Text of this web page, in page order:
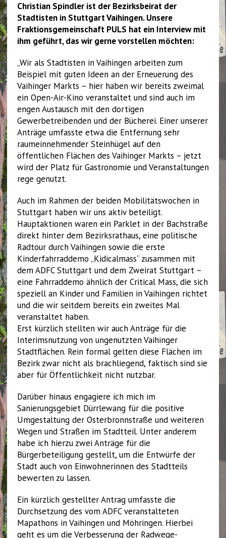
Christian Spindler ist der Bezirksbeirat der
Stadtisten in Stuttgart Vaihingen. Unsere
Fraktionsgemeinschaft PULS hat ein Interview mit
ihm geführt, das wir gerne vorstellen möchten:
„Wir als Stadtisten in Vaihingen arbeiten zum
Beispiel mit guten Ideen an der Erneuerung des
Vaihinger Markts – hier haben wir bereits zweimal
ein Open-Air-Kino veranstaltet und sind auch im
engen Austausch mit den dortigen
Gewerbetreibenden und der Bücherei. Einer unserer
Anträge umfasste etwa die Entfernung sehr
raumeinnehmender Steinhügel auf den
öffentlichen Flächen des Vaihinger Markts – jetzt
wird der Platz für Gastronomie und Veranstaltungen
rege genutzt.
Auch im Rahmen der beiden Mobilitätswochen in
Stuttgart haben wir uns aktiv beteiligt.
Hauptaktionen waren ein Parklet in der Bachstraße
direkt hinter dem Bezirksrathaus, eine politische
Radtour durch Vaihingen sowie die erste
Kinderfahrraddemo „Kidicalmass“ zusammen mit
dem ADFC Stuttgart und dem Zweirat Stuttgart –
eine Fahrraddemo ähnlich der Critical Mass, die sich
speziell an Kinder und Familien in Vaihingen richtet
und die wir seitdem bereits ein zweites Mal
veranstaltet haben.
Erst kürzlich stellten wir auch Anträge für die
Interimsnutzung von ungenutzten Vaihinger
Stadtflächen. Rein formal gelten diese Flächen im
Bezirk zwar nicht als brachliegend, faktisch sind sie
aber für Öffentlichkeit nicht nutzbar.
Darüber hinaus engagiere ich mich im
Sanierungsgebiet Dürrlewang für die positive
Umgestaltung der Osterbronnstraße und weiteren
Wegen und Straßen im Stadtteil. Unter anderem
habe ich hierzu zwei Anträge für die
Bürgerbeteiligung gestellt, um die Entwürfe der
Stadt auch von Einwohnerinnen des Stadtteils
bewerten zu lassen.
Ein kürzlich gestellter Antrag umfasste die
Durchsetzung des vom ADFC veranstalteten
Mapathons in Vaihingen und Möhringen. Hierbei
geht es um die Verbesserung der Radwege-